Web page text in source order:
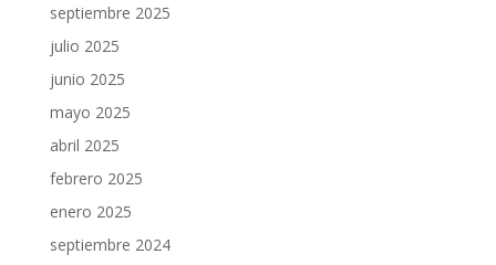
septiembre 2025
julio 2025
junio 2025
mayo 2025
abril 2025
febrero 2025
enero 2025
septiembre 2024